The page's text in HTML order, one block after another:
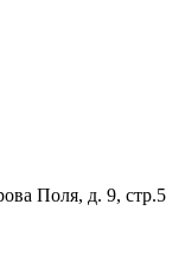
Поля, д. 9, стр.5